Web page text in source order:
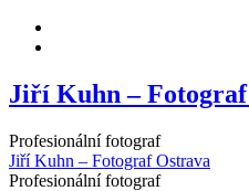
Jiří Kuhn –
Profesionální fotograf
Jiří Kuhn – Fotograf Ostrava
Profesionální fotograf